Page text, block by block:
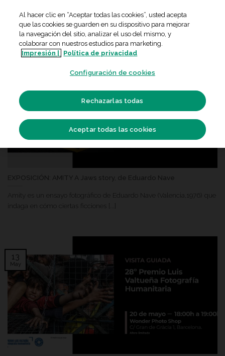
content
EXPOSICIÓN: AMITY A Jaws story, de Eduardo Nave
Amity es un ensayo fotográfico de Eduardo Nave (Valencia,1976) que
indaga en cómo ciertas ficciones [...]
13
May
Al hacer clic en “Aceptar todas las cookies”, usted acepta
que las cookies se guarden en su dispositivo para mejorar
la navegación del sitio, analizar el uso del mismo, y
colaborar con nuestros estudios para marketing.
Impresión |
Política de privacidad
Configuración de cookies
Rechazarlas todas
Aceptar todas las cookies